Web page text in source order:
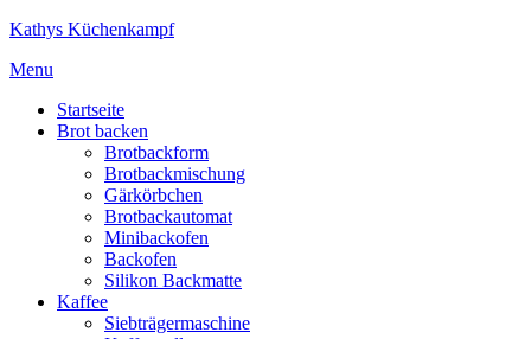
Kathys Küchenkampf
Menu
Startseite
Brot backen
Brotbackform
Brotbackmischung
Gärkörbchen
Brotbackautomat
Minibackofen
Backofen
Silikon Backmatte
Kaffee
Siebträgermaschine